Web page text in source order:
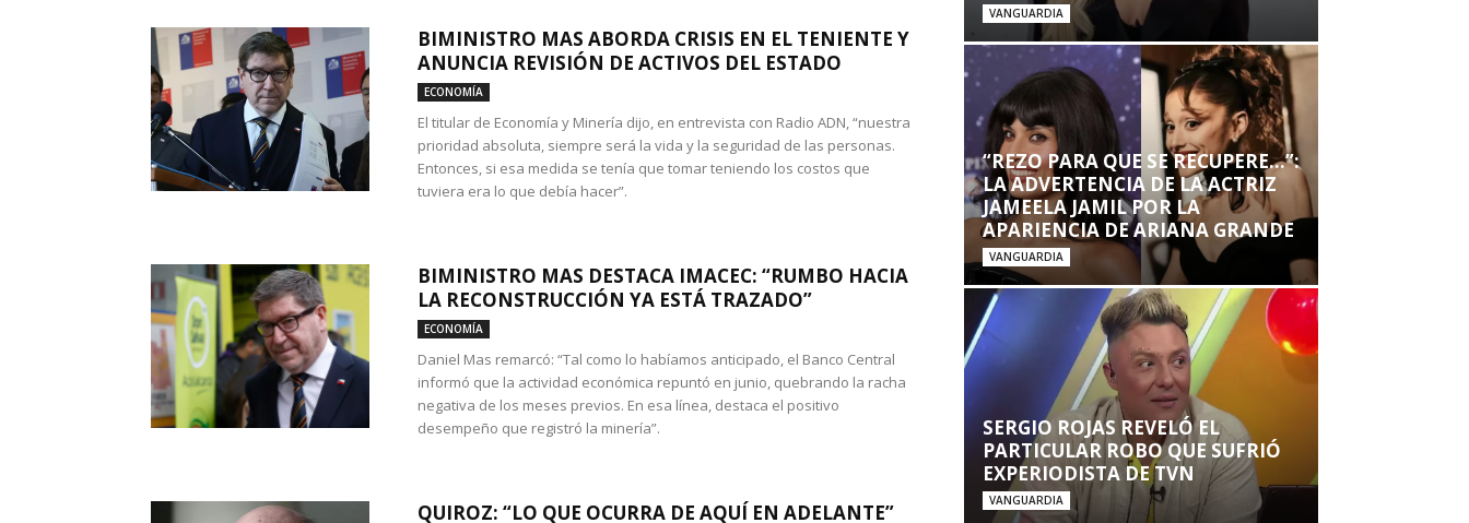
BIMINISTRO MAS ABORDA CRISIS EN EL TENIENTE Y
ANUNCIA REVISIÓN DE ACTIVOS DEL ESTADO
ECONOMÍA
El titular de Economía y Minería dijo, en entrevista con Radio ADN, “nuestra
prioridad absoluta, siempre será la vida y la seguridad de las personas.
Entonces, si esa medida se tenía que tomar teniendo los costos que
tuviera era lo que debía hacer”.
BIMINISTRO MAS DESTACA IMACEC: “RUMBO HACIA
LA RECONSTRUCCIÓN YA ESTÁ TRAZADO”
ECONOMÍA
Daniel Mas remarcó: “Tal como lo habíamos anticipado, el Banco Central
informó que la actividad económica repuntó en junio, quebrando la racha
negativa de los meses previos. En esa línea, destaca el positivo
desempeño que registró la minería”.
QUIROZ: “LO QUE OCURRA DE AQUÍ EN ADELANTE”
VANGUARDIA
“REZO PARA QUE SE RECUPERE…”:
LA ADVERTENCIA DE LA ACTRIZ
JAMEELA JAMIL POR LA
APARIENCIA DE ARIANA GRANDE
VANGUARDIA
SERGIO ROJAS REVELÓ EL
PARTICULAR ROBO QUE SUFRIÓ
EXPERIODISTA DE TVN
VANGUARDIA